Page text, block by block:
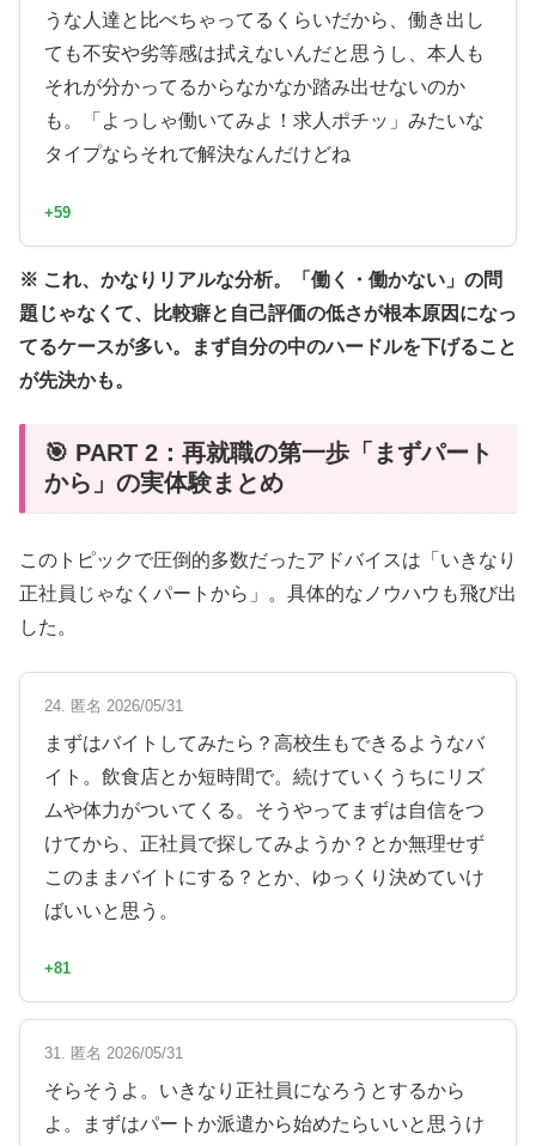
うな人達と比べちゃってるくらいだから、働き出し
ても不安や劣等感は拭えないんだと思うし、本人も
それが分かってるからなかなか踏み出せないのか
も。「よっしゃ働いてみよ！求人ポチッ」みたいな
タイプならそれで解決なんだけどね
+59
※ これ、かなりリアルな分析。「働く・働かない」の問
題じゃなくて、比較癖と自己評価の低さが根本原因になっ
てるケースが多い。まず自分の中のハードルを下げること
が先決かも。
🎯 PART 2：再就職の第一歩「まずパート
から」の実体験まとめ
このトピックで圧倒的多数だったアドバイスは「いきなり
正社員じゃなくパートから」。具体的なノウハウも飛び出
した。
24. 匿名 2026/05/31
まずはバイトしてみたら？高校生もできるようなバ
イト。飲食店とか短時間で。続けていくうちにリズ
ムや体力がついてくる。そうやってまずは自信をつ
けてから、正社員で探してみようか？とか無理せず
このままバイトにする？とか、ゆっくり決めていけ
ばいいと思う。
+81
31. 匿名 2026/05/31
そらそうよ。いきなり正社員になろうとするから
よ。まずはパートか派遣から始めたらいいと思うけ